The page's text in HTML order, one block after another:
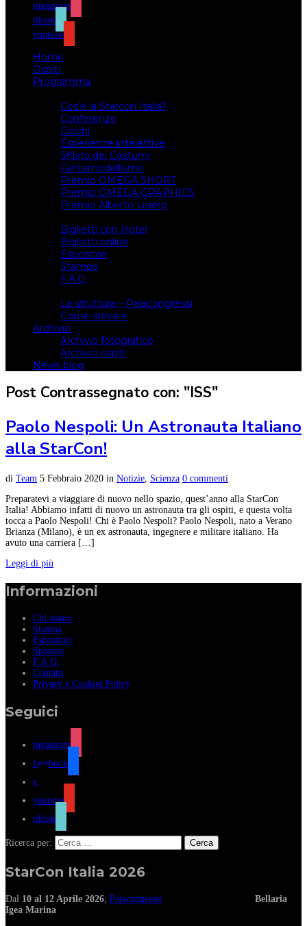
instagram
tiktok
youtube
Home
Ospiti
Programma
Cos’è la Starcon Italia?
Conferenze
Giochi
Esperienze interattive
Sfilata dei Costumi
Fantamodellismo
Premio OMEGA SHORT
Premio OMEGA GRAPHICS
Premio Alberto Lisiero
Biglietti con Hotel
Biglietti online
Espositori
Stampa
F.A.Q.
La struttura – Palacongressi
Come arrivare
Archivio
Archivio fotografico
Archivio ospiti
News blog
Post Contrassegnato con: "ISS"
Paolo Nespoli: Un Astronauta Italiano
alla StarCon!
di Team 5 Febbraio 2020 in Notizie, Scienza 0 commenti
Preparatevi a viaggiare di nuovo nello spazio, quest’anno alla StarCon
Italia! Abbiamo infatti di nuovo un astronauta tra gli ospiti, e questa volta
tocca a Paolo Nespoli! Chi è Paolo Nespoli? Paolo Nespoli, nato a Verano
Brianza (Milano), è un ex astronauta, ingegnere e militare italiano. Ha
avuto una carriera […]
Leggi di più
Informazioni
Chi siamo
Stampa
Espositori
Sponsor
F.A.Q.
Contatti
Privacy e Cookies Policy
Seguici
instagram
facebook
x
youtube
tiktok
Ricerca per:
StarCon Italia 2026
Dal 10 al 12 Aprile 2026, Palacongressi
Bellaria
Igea Marina